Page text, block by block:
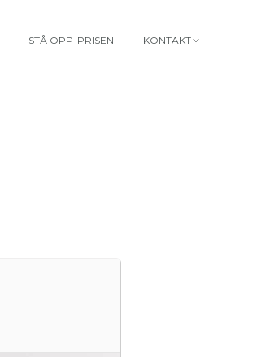
STÅ OPP-PRISEN KONTAKT